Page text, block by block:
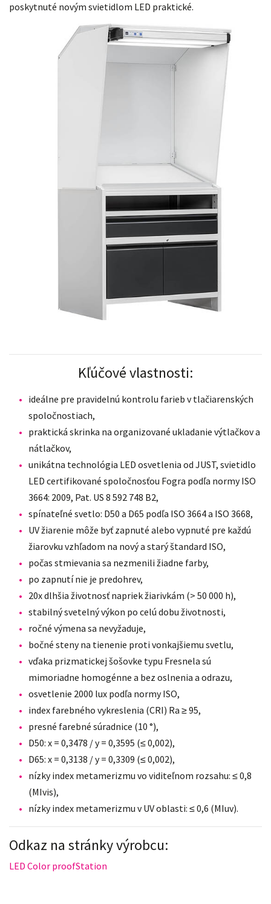
poskytnuté novým svietidlom LED praktické.
Kľúčové vlastnosti:
ideálne pre pravidelnú kontrolu farieb v tlačiarenských
spoločnostiach,
praktická skrinka na organizované ukladanie výtlačkov a
nátlačkov,
unikátna technológia LED osvetlenia od JUST, svietidlo
LED certifikované spoločnosťou Fogra podľa normy ISO
3664: 2009, Pat. US 8 592 748 B2,
spínateľné svetlo: D50 a D65 podľa ISO 3664 a ISO 3668,
UV žiarenie môže byť zapnuté alebo vypnuté pre každú
žiarovku vzhľadom na nový a starý štandard ISO,
počas stmievania sa nezmenili žiadne farby,
po zapnutí nie je predohrev,
20x dlhšia životnosť napriek žiarivkám (> 50 000 h),
stabilný svetelný výkon po celú dobu životnosti,
ročné výmena sa nevyžaduje,
bočné steny na tienenie proti vonkajšiemu svetlu,
vďaka prizmatickej šošovke typu Fresnela sú
mimoriadne homogénne a bez oslnenia a odrazu,
osvetlenie 2000 lux podľa normy ISO,
index farebného vykreslenia (CRI) Ra ≥ 95,
presné farebné súradnice (10 °),
D50: x = 0,3478 / y = 0,3595 (≤ 0,002),
D65: x = 0,3138 / y = 0,3309 (≤ 0,002),
nízky index metamerizmu vo viditeľnom rozsahu: ≤ 0,8
(MIvis),
nízky index metamerizmu v UV oblasti: ≤ 0,6 (MIuv).
Odkaz na stránky výrobcu:
LED Color proofStation